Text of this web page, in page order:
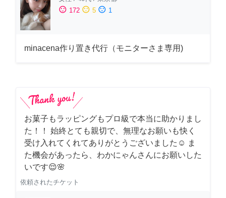
sentiment_satisfied 172 sentiment_neutral 5 sentiment_dissatisfied 1
minacena作り置き代行（モニターさま専用)
お菓子もラッピングもプロ級で本当に助かりまし
た！！ 始終とても親切で、無理なお願いも快く
受け入れてくれてありがとうございました☺️ ま
た機会があったら、わかにゃんさんにお願いした
いです😌🌸
依頼されたチケット